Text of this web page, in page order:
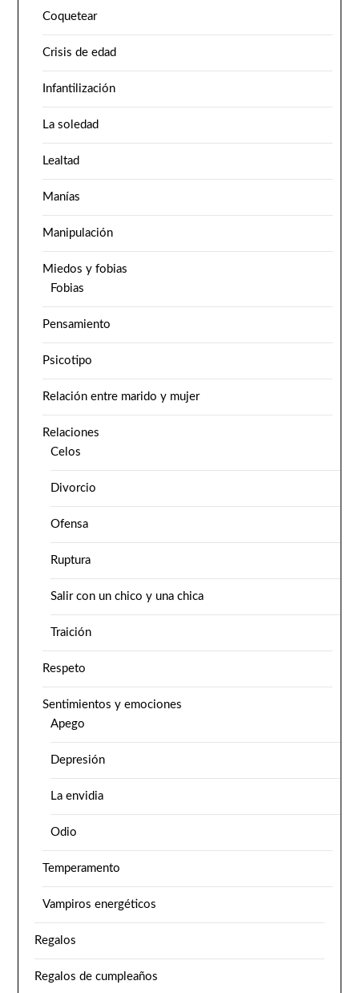
Coquetear
Crisis de edad
Infantilización
La soledad
Lealtad
Manías
Manipulación
Miedos y fobias
Fobias
Pensamiento
Psicotipo
Relación entre marido y mujer
Relaciones
Celos
Divorcio
Ofensa
Ruptura
Salir con un chico y una chica
Traición
Respeto
Sentimientos y emociones
Apego
Depresión
La envidia
Odio
Temperamento
Vampiros energéticos
Regalos
Regalos de cumpleaños